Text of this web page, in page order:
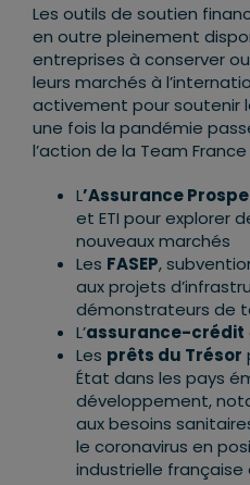
Les outils de soutien
en outre pleinement
entreprises à conserver
leurs marchés à
activement pour soutenir
une fois la pandémie
l’action de la Team France
L’Assurance
et ETI pour explorer
nouveaux marchés
Les FASEP,
aux projets
démonstrateurs de
L’assurance-crédit
Les prêts du Trésor
État dans les pays
développement,
aux besoins
le coronavirus en
industrielle française